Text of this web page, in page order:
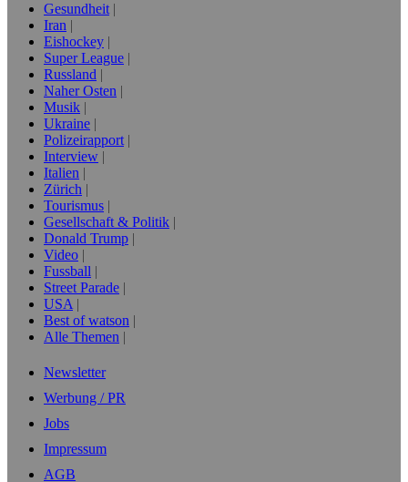
Gesundheit
Iran
Eishockey
Super League
Russland
Naher Osten
Musik
Ukraine
Polizeirapport
Interview
Italien
Zürich
Tourismus
Gesellschaft & Politik
Donald Trump
Video
Fussball
Street Parade
USA
Best of watson
Alle Themen
Newsletter
Werbung / PR
Jobs
Impressum
AGB